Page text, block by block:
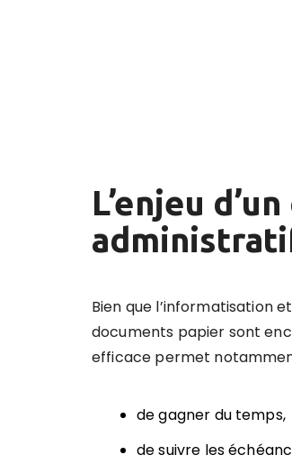
L’enjeu
Bien que l’informatisation
documents papier sont
efficace permet
de gagner du temps,
de suivre les